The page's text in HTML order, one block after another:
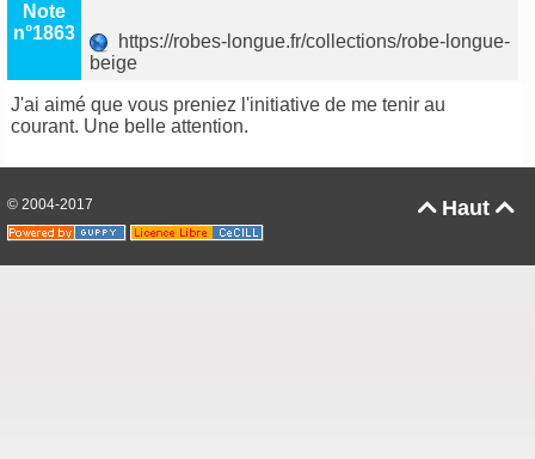
Note
n°1863
https://robes-longue.fr/collections/robe-longue-
beige
J'ai aimé que vous preniez l'initiative de me tenir au
courant. Une belle attention.
Haut 
© 2004-2017